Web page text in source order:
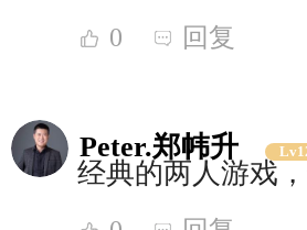
0 回复
Peter.郑帏升
经典的两人游戏